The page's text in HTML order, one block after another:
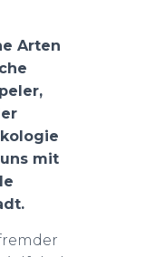
Arten
mit